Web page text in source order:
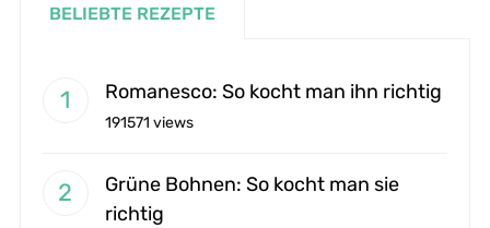
BELIEBTE REZEPTE
Romanesco: So kocht man ihn richtig
191571 views
Grüne Bohnen: So kocht man sie
richtig